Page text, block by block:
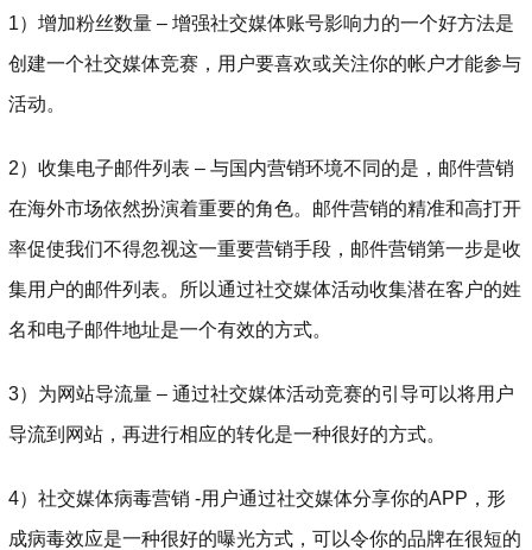
1）增加粉丝数量 – 增强社交媒体账号影响力的一个好方法是
创建一个社交媒体竞赛，用户要喜欢或关注你的帐户才能参与
活动。
2）收集电子邮件列表 – 与国内营销环境不同的是，邮件营销
在海外市场依然扮演着重要的角色。邮件营销的精准和高打开
率促使我们不得忽视这一重要营销手段，邮件营销第一步是收
集用户的邮件列表。所以通过社交媒体活动收集潜在客户的姓
名和电子邮件地址是一个有效的方式。
3）为网站导流量 – 通过社交媒体活动竞赛的引导可以将用户
导流到网站，再进行相应的转化是一种很好的方式。
4）社交媒体病毒营销 -用户通过社交媒体分享你的APP，形
成病毒效应是一种很好的曝光方式，可以令你的品牌在很短的